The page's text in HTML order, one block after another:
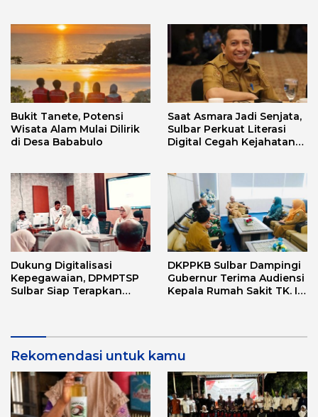
Bukit Tanete, Potensi
Wisata Alam Mulai Dilirik
di Desa Bababulo
Saat Asmara Jadi Senjata,
Sulbar Perkuat Literasi
Digital Cegah Kejahatan
Dukung Digitalisasi
Kepegawaian, DPMPTSP
Sulbar Siap Terapkan
DKPPKB Sulbar Dampingi
Gubernur Terima Audiensi
Kepala Rumah Sakit TK. III
Rekomendasi untuk kamu